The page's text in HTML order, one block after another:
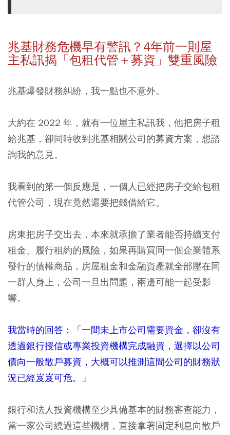
兆基財務危機早有警訊？4年前一則屋
主私訊揭「包租代管＋募資」雙重風險
兆基爆發財務糾紛，我一點也不意外。
大約在 2022 年，就有一位屋主私訊我，他把房子租
給兆基，卻同時收到兆基相關公司的募資方案，想諮
詢我的意見。
我看到的第一個反應是，一個人已經把房子交給包租
代管公司，現在竟然還要把錢借給它。
房東把房子交出去，本來就承擔了業者能否持續支付
租金、履行租約的風險，如果再購買同一個企業體系
發行的債權商品，房屋租金和金融資產就全部壓在同
一群人身上，公司一旦出問題，兩邊可能一起受影
響。
我當時的回答：「一間未上市公司需要資金，卻沒有
透過銀行授信或專業投資機構完成融資，選擇以公司
債向一般散戶募資，大概可以推測這間公司的財務狀
況已經岌岌可危。」
銀行和法人投資機構至少具備基本的財務審查能力，
當一家公司繞過這些機構，直接拿著固定利息向散戶